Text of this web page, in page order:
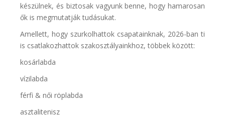
készülnek, és biztosak vagyunk benne, hogy hamarosan
ők is megmutatják tudásukat.
Amellett, hogy szurkolhattok csapatainknak, 2026-ban ti
is csatlakozhattok szakosztályainkhoz, többek között:
kosárlabda
vízilabda
férfi & női röplabda
asztalitenisz